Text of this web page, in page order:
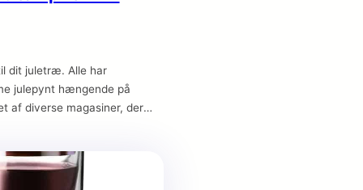
dit juletræ. Alle har
julepynt hængende på
af diverse magasiner, der
være de trendsættende
en pølse på, at ingen af
magasiner tager disse